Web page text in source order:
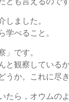
しました。
学べること。
」です。
と観察しているか
うか。これに尽き
たら，オウムの